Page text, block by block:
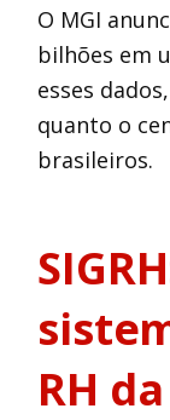
O MGI
bilhões em
esses
quanto o
brasileiros.
RH